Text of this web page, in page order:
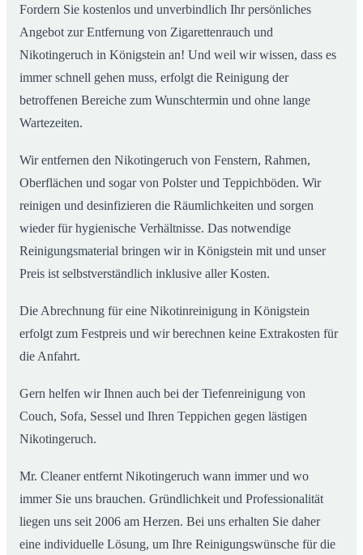
Fordern Sie kostenlos und unverbindlich Ihr persönliches
Angebot zur Entfernung von Zigarettenrauch und
Nikotingeruch in Königstein an! Und weil wir wissen, dass es
immer schnell gehen muss, erfolgt die Reinigung der
betroffenen Bereiche zum Wunschtermin und ohne lange
Wartezeiten.
Wir entfernen den Nikotingeruch von Fenstern, Rahmen,
Oberflächen und sogar von Polster und Teppichböden. Wir
reinigen und desinfizieren die Räumlichkeiten und sorgen
wieder für hygienische Verhältnisse. Das notwendige
Reinigungsmaterial bringen wir in Königstein mit und unser
Preis ist selbstverständlich inklusive aller Kosten.
Die Abrechnung für eine Nikotinreinigung in Königstein
erfolgt zum Festpreis und wir berechnen keine Extrakosten für
die Anfahrt.
Gern helfen wir Ihnen auch bei der Tiefenreinigung von
Couch, Sofa, Sessel und Ihren Teppichen gegen lästigen
Nikotingeruch.
Mr. Cleaner entfernt Nikotingeruch wann immer und wo
immer Sie uns brauchen. Gründlichkeit und Professionalität
liegen uns seit 2006 am Herzen. Bei uns erhalten Sie daher
eine individuelle Lösung, um Ihre Reinigungswünsche für die